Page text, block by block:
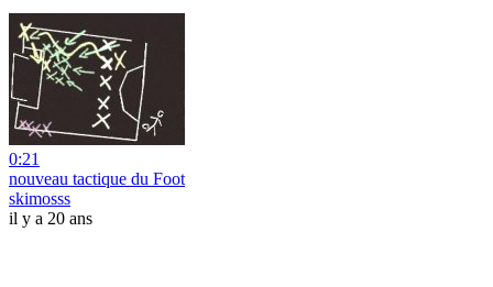
0:21
nouveau tactique du Foot
skimosss
il y a 20 ans